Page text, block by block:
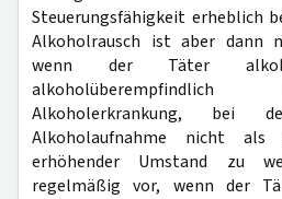
Steuerungsfähigkeit erheblich
Alkoholrausch ist aber dann
wenn der Täter
Alkoholerkrankung, bei
Alkoholaufnahme nicht
erhöhender Umstand zu
regelmäßig vor, wenn der